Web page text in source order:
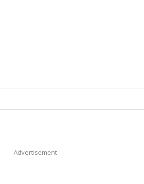
Advertisement